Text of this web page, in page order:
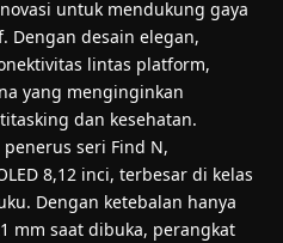
untuk mendukung gaya
Dengan desain elegan,
lintas platform,
yang menginginkan
dan kesehatan.
penerus seri Find N,
8,12 inci, terbesar di kelas
Dengan ketebalan hanya
mm saat dibuka, perangkat